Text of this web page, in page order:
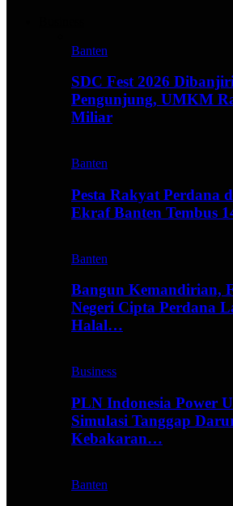
Banten
SDC Fest 2026
Pengunjung, UMKM
Miliar
Banten
Pesta Rakyat Perdana
Ekraf Banten Tembus
Banten
Bangun Kemandirian,
Negeri Cipta Perdana
Halal…
Business
PLN Indonesia Power
Simulasi Tanggap
Kebakaran…
Banten